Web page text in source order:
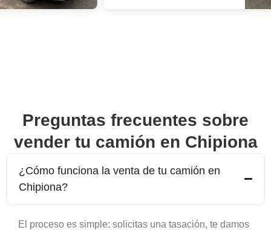
Preguntas frecuentes sobre
vender tu camión en Chipiona
¿Cómo funciona la venta de tu camión en
Chipiona?
El proceso es simple: solicitas una tasación, te damos